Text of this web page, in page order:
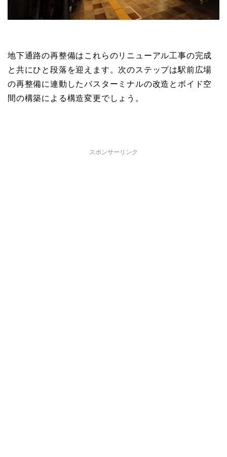
地下通路の再整備はこれらのリニューアル工事の完成
と共にひと段落を迎えます。次のステップは駅前広場
の再整備に連動したバスターミナルの改造とボイド空
間の構築による構造変更でしょう。
スポンサーリンク